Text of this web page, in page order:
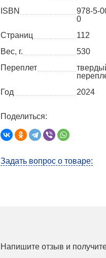
ISBN
978-5-
0
Страниц
112
Вес, г.
530
Переплет
Год
2024
Поделиться:
Задать вопрос о товаре:
Напишите отзыв и